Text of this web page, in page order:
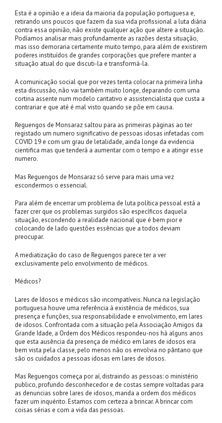
Esta é a opinião e a ideia da maioria da população portuguesa e,
retirando uns poucos que fazem da sua vida profissional a luta diária
contra essa opinião, não existe qualquer ação que altere a situação.
Podíamos analisar mais profundamente as razões desta situação,
mas isso demoraria certamente muito tempo, para além de existirem
poderes instituídos de grandes corporações que prefere manter a
situação atual do que discuti-la e transformá-la.
A comunicação social que por vezes tenta colocar na primeira linha
esta discussão, não vai também muito longe, deparando com uma
cortina assente num modelo caritativo e assistencialista que custa a
contrariar e que até é mal visto quando se põe em causa.
Reguengos de Monsaraz saltou para as primeiras páginas ao ter
registado um numero significativo de pessoas idosas infetadas com
COVID 19 e com um grau de letalidade, ainda longe da evidencia
cientifica mas que tenderá a aumentar com o tempo e a atingir esse
numero.
Mas Reguengos de Monsaraz só serve para mais uma vez
escondermos o essencial.
Para além de encerrar um problema de luta política pessoal está a
fazer crer que os problemas surgidos são específicos daquela
situação, escondendo a realidade nacional que é bem pior e
colocando de lado questões essências que a todos deviam
preocupar.
A mediatização do caso de Reguengos parece ter a ver
exclusivamente pelo envolvimento de médicos.
Médicos?
Lares de Idosos e médicos são incompatíveis. Nunca na legislação
portuguesa houve uma referência à existência de médicos, sua
presença e funções, sua responsabilidade e envolvimento, em lares
de idosos. Confrontada com a situação pela Associação Amigos da
Grande Idade, a Ordem dos Médicos respondeu-nos há alguns anos
que esta ausência da presença de médico em lares de idosos era
bem vista pela classe, pelo menos não os envolvia no pântano que
são os cuidados a pessoas idosas em lares de idosos.
Mas Reguengos começa por aí, distraindo as pessoas: o ministério
publico, profundo desconhecedor e de costas sempre voltadas para
as denuncias sobre lares de idosos, manda a ordem dos médicos
fazer um inquérito. Estamos com certeza a brincar. A brincar com
coisas sérias e com a vida das pessoas.